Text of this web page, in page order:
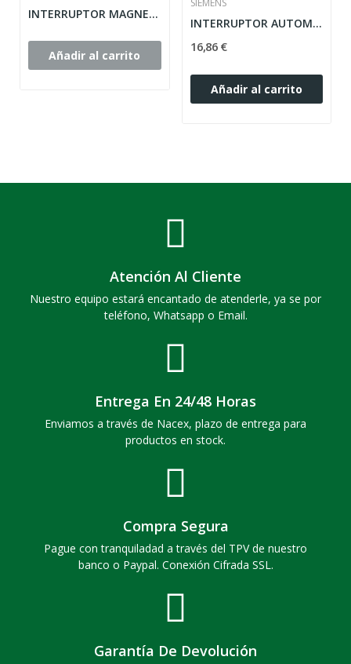
INTERRUPTOR MAGNETOTERMICO 10A/6KA EP60 3 POLOS...
Añadir al carrito
INTERRUPTOR AUTOMATICO 1POLO + NEUTRO 16A...
16,86 €
Añadir al carrito
Atención Al Cliente
Nuestro equipo estará encantado de atenderle, ya se por
teléfono, Whatsapp o Email.
Entrega En 24/48 Horas
Enviamos a través de Nacex, plazo de entrega para
productos en stock.
Compra Segura
Pague con tranquiladad a través del TPV de nuestro
banco o Paypal. Conexión Cifrada SSL.
Garantía De Devolución